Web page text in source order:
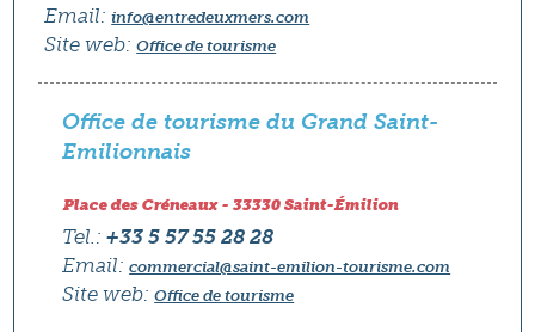
Email: info@entredeuxmers.com
Site web: Office de tourisme
Office de tourisme du Grand Saint-
Emilionnais
Place des Créneaux - 33330 Saint-Émilion
Tel.: +33 5 57 55 28 28
Email: commercial@saint-emilion-tourisme.com
Site web: Office de tourisme